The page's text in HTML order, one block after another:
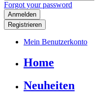
Forgot your password
Registrieren
Mein Benutzerkonto
Home
Neuheiten